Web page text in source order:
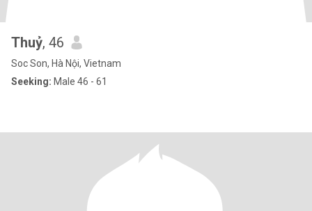
Thuỷ, 46
Soc Son, Hà Nội, Vietnam
Seeking: Male 46 - 61